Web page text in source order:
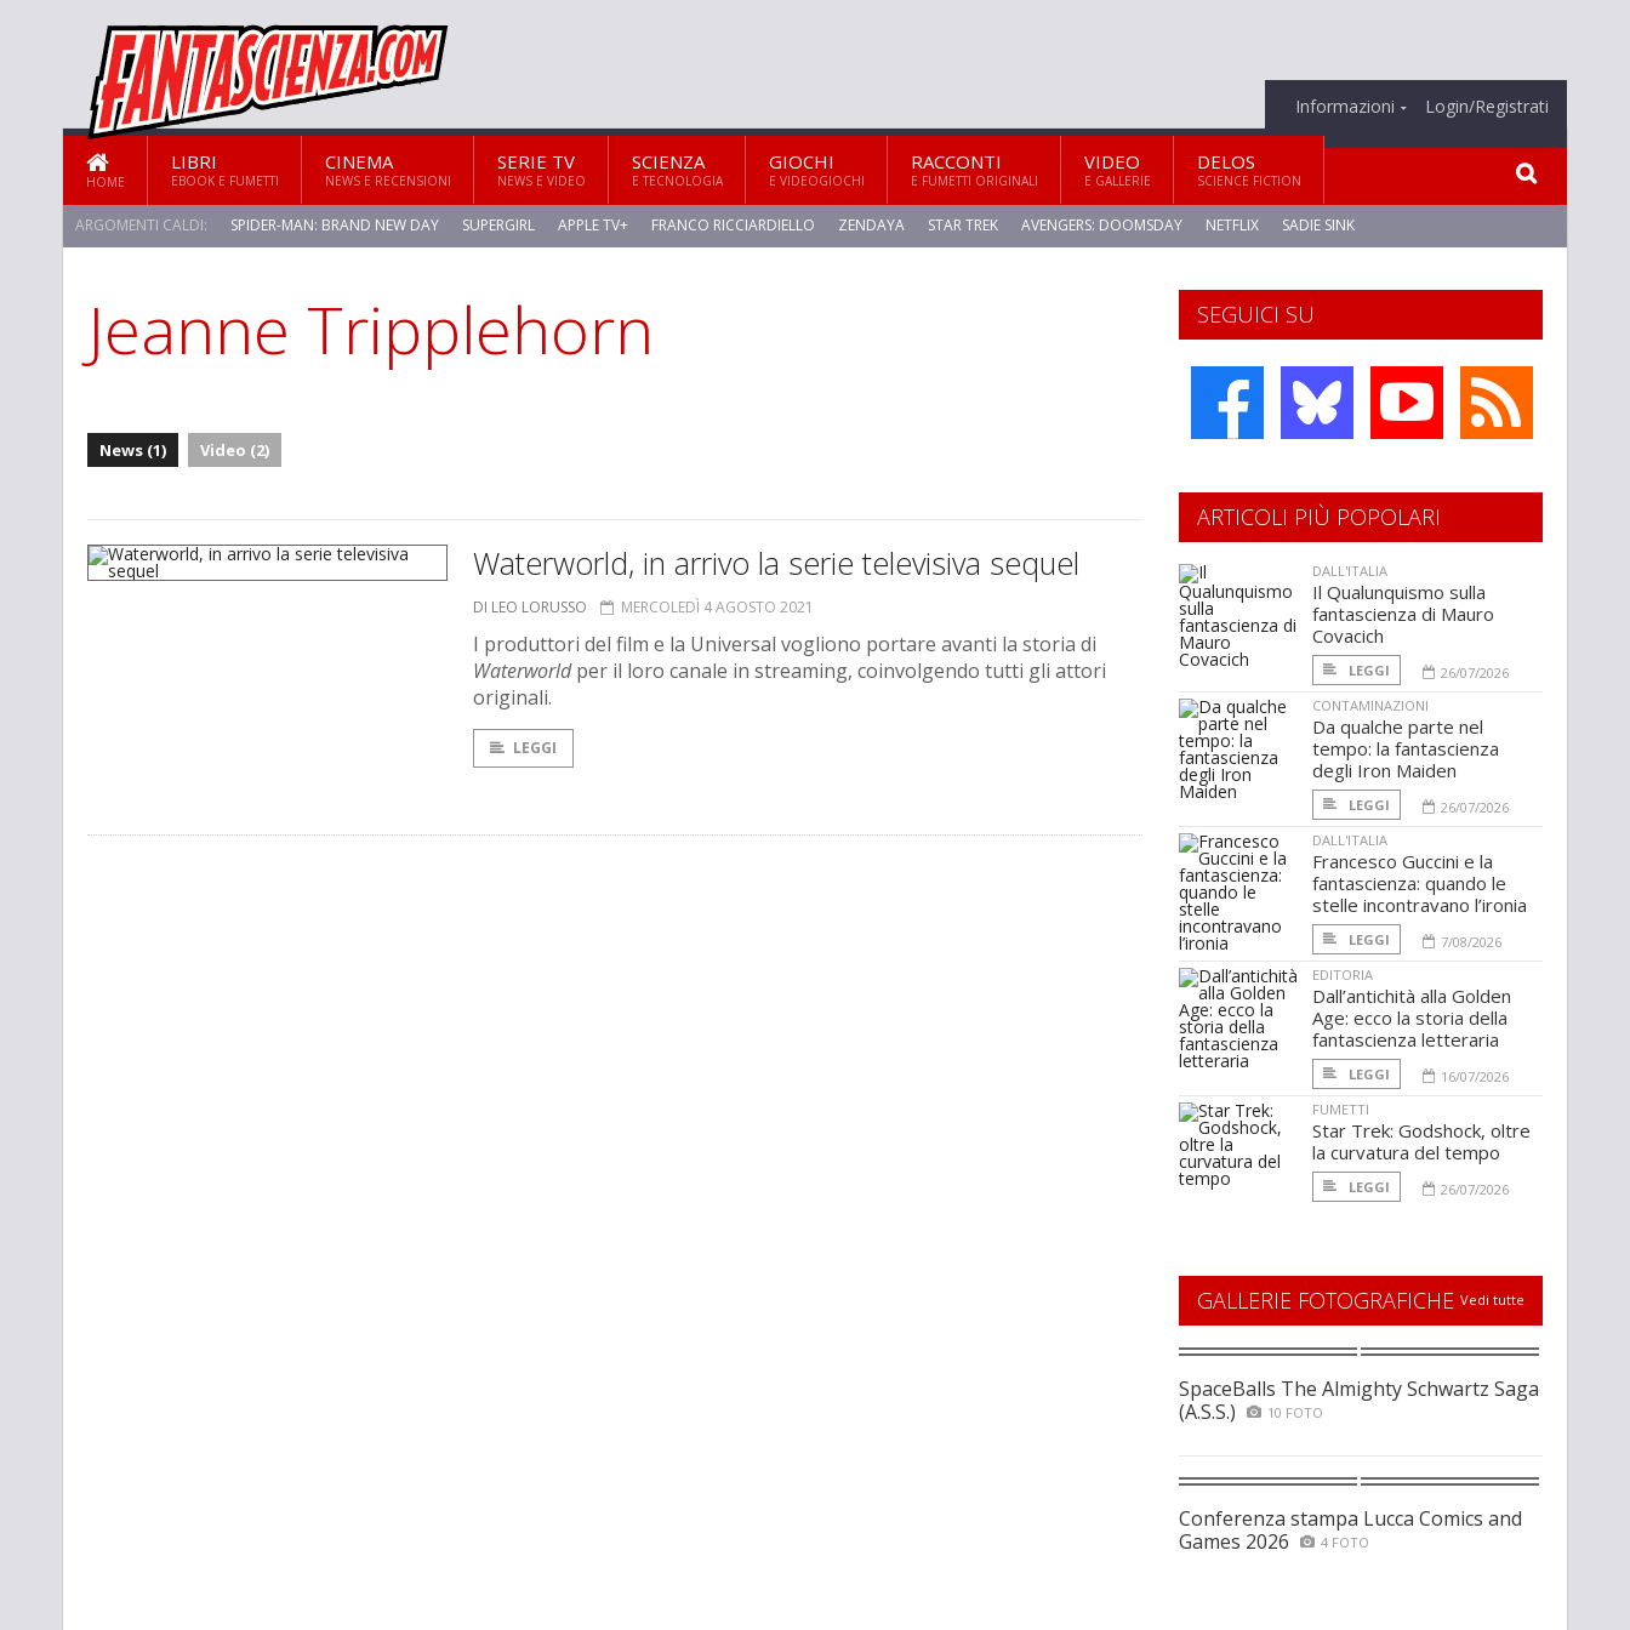
Informazioni Login/Registrati
HOME
LIBRI
EBOOK E FUMETTI
CINEMA
NEWS E RECENSIONI
SERIE TV
NEWS E VIDEO
SCIENZA
E TECNOLOGIA
GIOCHI
E VIDEOGIOCHI
RACCONTI
E FUMETTI ORIGINALI
VIDEO
E GALLERIE
DELOS
SCIENCE FICTION
ARGOMENTI CALDI: SPIDER-MAN: BRAND NEW DAY SUPERGIRL APPLE TV+ FRANCO RICCIARDIELLO ZENDAYA STAR TREK AVENGERS: DOOMSDAY NETFLIX SADIE SINK
Jeanne Tripplehorn
News (1) Video (2)
Waterworld, in arrivo la serie televisiva sequel
DI LEO LORUSSO MERCOLEDÌ 4 AGOSTO 2021
I produttori del film e la Universal vogliono portare avanti la storia di
Waterworldper il loro canale in streaming, coinvolgendo tutti gli attori
originali.
LEGGI
SEGUICI SU
ARTICOLI PIÙ POPOLARI
DALL'ITALIA
Il Qualunquismo sulla
fantascienza di Mauro
Covacich
LEGGI
26/07/2026
CONTAMINAZIONI
Da qualche parte nel
tempo: la fantascienza
degli Iron Maiden
LEGGI
26/07/2026
DALL'ITALIA
Francesco Guccini e la
fantascienza: quando le
stelle incontravano l’ironia
LEGGI
7/08/2026
EDITORIA
Dall’antichità alla Golden
Age: ecco la storia della
fantascienza letteraria
LEGGI
16/07/2026
FUMETTI
Star Trek: Godshock, oltre
la curvatura del tempo
LEGGI 26/07/2026
GALLERIE FOTOGRAFICHE Vedi tutte
SpaceBalls The Almighty Schwartz Saga
(A.S.S.)
10 FOTO
Conferenza stampa Lucca Comics and
Games 2026
4 FOTO